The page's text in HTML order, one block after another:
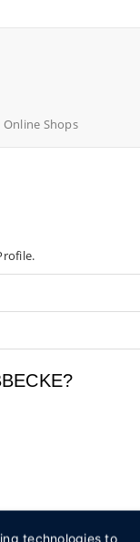
Online Shops
technologies to